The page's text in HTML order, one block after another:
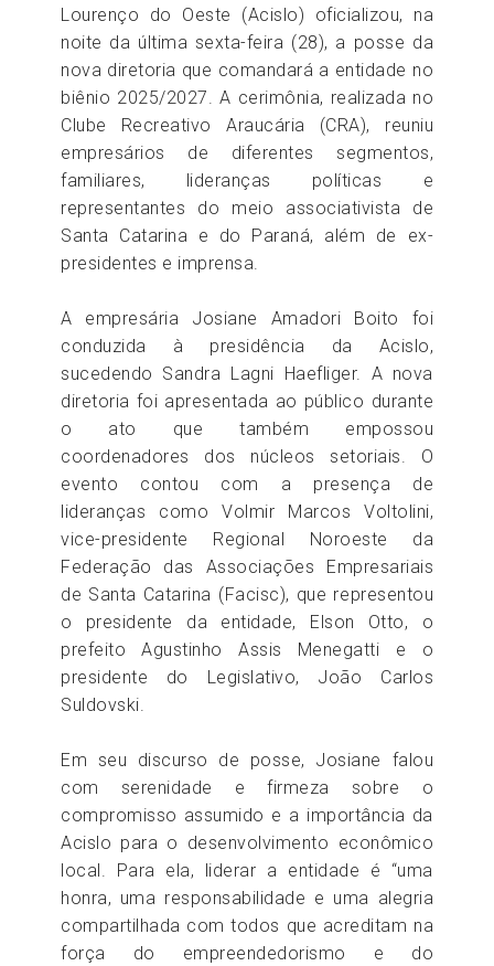
Lourenço do Oeste (Acislo) oficializou, na
noite da última sexta-feira (28), a posse da
nova diretoria que comandará a entidade no
biênio 2025/2027. A cerimônia, realizada no
Clube Recreativo Araucária (CRA), reuniu
empresários de diferentes segmentos,
familiares, lideranças políticas e
representantes do meio associativista de
Santa Catarina e do Paraná, além de ex-
presidentes e imprensa.
A empresária Josiane Amadori Boito foi
conduzida à presidência da Acislo,
sucedendo Sandra Lagni Haefliger. A nova
diretoria foi apresentada ao público durante
o ato que também empossou
coordenadores dos núcleos setoriais. O
evento contou com a presença de
lideranças como Volmir Marcos Voltolini,
vice-presidente Regional Noroeste da
Federação das Associações Empresariais
de Santa Catarina (Facisc), que representou
o presidente da entidade, Elson Otto, o
prefeito Agustinho Assis Menegatti e o
presidente do Legislativo, João Carlos
Suldovski.
Em seu discurso de posse, Josiane falou
com serenidade e firmeza sobre o
compromisso assumido e a importância da
Acislo para o desenvolvimento econômico
local. Para ela, liderar a entidade é “uma
honra, uma responsabilidade e uma alegria
compartilhada com todos que acreditam na
força do empreendedorismo e do